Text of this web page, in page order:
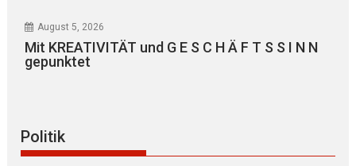
August 5, 2026
Mit KREATIVITÄT und G E S C H Ä F T S S I N N
gepunktet
Politik